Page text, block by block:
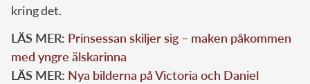
kring det.
LÄS MER: Prinsessan skiljer sig – maken påkommen
med yngre älskarinna
LÄS MER: Nya bilderna på Victoria och Daniel